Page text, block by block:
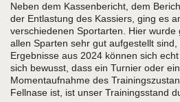
Neben dem Kassenbericht, dem
der Entlastung des Kassiers, ging es
verschiedenen Sportarten. Hier wurde
allen Sparten sehr gut aufgestellt
Ergebnisse aus 2024 können sich
sich bewusst, dass ein Turnier oder
Momentaufnahme des
Fellnase ist, ist unser Trainingsstand